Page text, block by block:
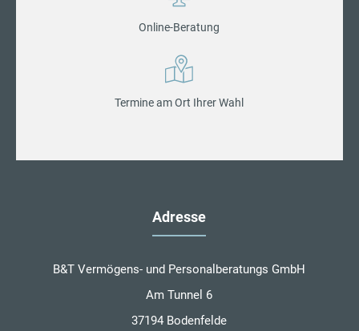
Online-Beratung
Termine am Ort Ihrer Wahl
Adresse
B&T Vermögens- und Personalberatungs GmbH
Am Tunnel 6
37194 Bodenfelde